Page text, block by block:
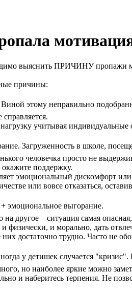
выяснить ПРИЧИНУ пропажи
причины:
этому неправильно
учитывая
Загруженность в школе,
человечка просто не
поддержку.
эмоциональный дискомфорт
или вовсе отказаться,
эмоциональное выгорание.
на другое – ситуация самая
и физически, и морально, дать
них достаточно трудно. Часто не
у детишек случается
но наиболее яркие можно
и наберитесь терпения. Не